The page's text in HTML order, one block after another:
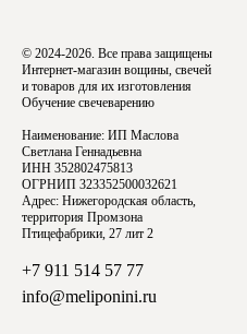
© 2024-2026. Все права защищены
Интернет-магазин вощины, свечей
и товаров для их изготовления
Обучение свечеварению
Наименование: ИП Маслова
Светлана Геннадьевна
ИНН 352802475813
ОГРНИП 323352500032621
Адрес: Нижегородская область,
территория Промзона
Птицефабрики, 27 лит 2
+7 911 514 57 77
info@meliponini.ru